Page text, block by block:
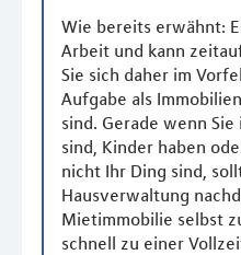
Wie bereits erwähnt:
Arbeit und kann
Sie sich daher im
Aufgabe als
sind. Gerade wenn
sind, Kinder haben
nicht Ihr Ding sind,
Hausverwaltung
Mietimmobilie selbst
schnell zu einer